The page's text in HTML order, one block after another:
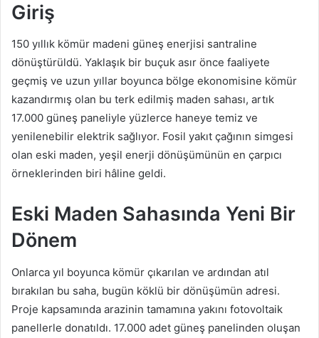
Giriş
150 yıllık kömür madeni güneş enerjisi santraline
dönüştürüldü. Yaklaşık bir buçuk asır önce faaliyete
geçmiş ve uzun yıllar boyunca bölge ekonomisine kömür
kazandırmış olan bu terk edilmiş maden sahası, artık
17.000 güneş paneliyle yüzlerce haneye temiz ve
yenilenebilir elektrik sağlıyor. Fosil yakıt çağının simgesi
olan eski maden, yeşil enerji dönüşümünün en çarpıcı
örneklerinden biri hâline geldi.
Eski Maden Sahasında Yeni Bir
Dönem
Onlarca yıl boyunca kömür çıkarılan ve ardından atıl
bırakılan bu saha, bugün köklü bir dönüşümün adresi.
Proje kapsamında arazinin tamamına yakını fotovoltaik
panellerle donatıldı. 17.000 adet güneş panelinden oluşan